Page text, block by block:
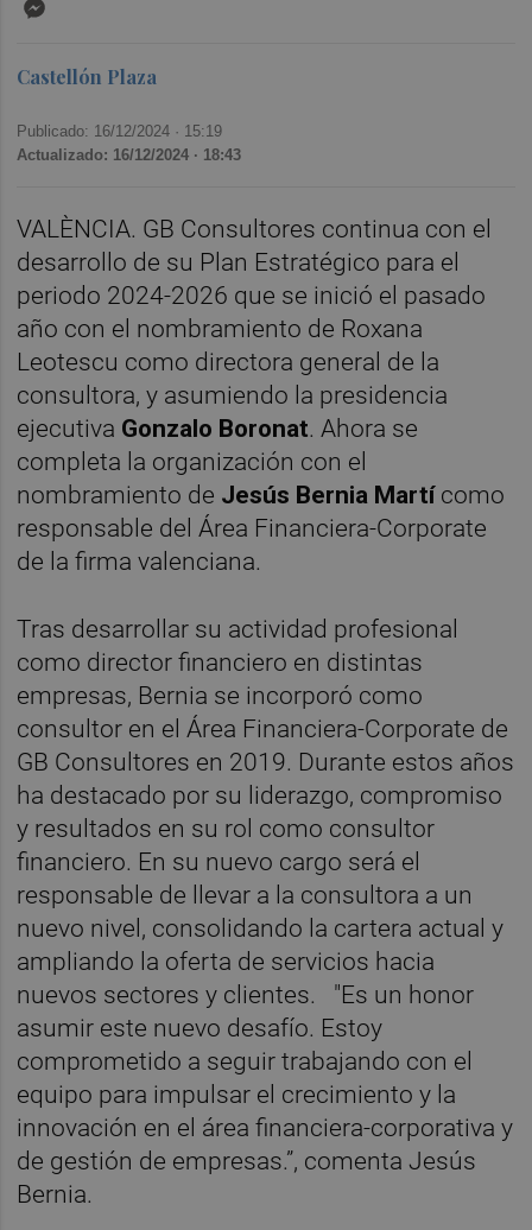
Castellón Plaza
Publicado: 16/12/2024 · 15:19
Actualizado: 16/12/2024 · 18:43
VALÈNCIA. GB Consultores continua con el
desarrollo de su Plan Estratégico para el
periodo 2024-2026 que se inició el pasado
año con el nombramiento de Roxana
Leotescu como directora general de la
consultora, y asumiendo la presidencia
ejecutiva Gonzalo Boronat. Ahora se
completa la organización con el
nombramiento de Jesús Bernia Martí como
responsable del Área Financiera-Corporate
de la firma valenciana.
Tras desarrollar su actividad profesional
como director financiero en distintas
empresas, Bernia se incorporó como
consultor en el Área Financiera-Corporate de
GB Consultores en 2019. Durante estos años
ha destacado por su liderazgo, compromiso
y resultados en su rol como consultor
financiero. En su nuevo cargo será el
responsable de llevar a la consultora a un
nuevo nivel, consolidando la cartera actual y
ampliando la oferta de servicios hacia
nuevos sectores y clientes. "Es un honor
asumir este nuevo desafío. Estoy
comprometido a seguir trabajando con el
equipo para impulsar el crecimiento y la
innovación en el área financiera-corporativa y
de gestión de empresas.”, comenta Jesús
Bernia.